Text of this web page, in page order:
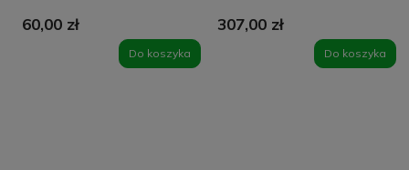
60,00 zł
Do koszyka
307,00 zł
Do koszyka